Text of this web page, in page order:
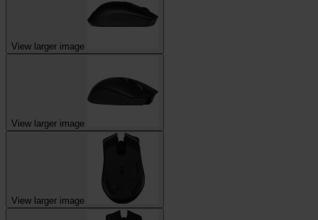
View larger image
View larger image
View larger image